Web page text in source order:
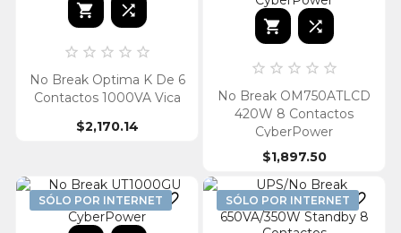
 
    
No Break Optima K De 6
Contactos 1000VA Vica
$2,170.14
 
    
No Break OM750ATLCD
420W 8 Contactos
CyberPower
$1,897.50
SÓLO POR INTERNET  SÓLO POR INTERNET 